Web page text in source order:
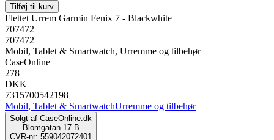
Tilføj til kurv
Flettet Urrem Garmin Fenix 7 - Blackwhite
707472
707472
Mobil, Tablet & Smartwatch, Urremme og tilbehør
CaseOnline
278
DKK
7315700542198
Mobil, Tablet & SmartwatchUrremme og tilbehør
Solgt af CaseOnline.dk
Blomgatan 17 B
CVR-nr: 559042072401